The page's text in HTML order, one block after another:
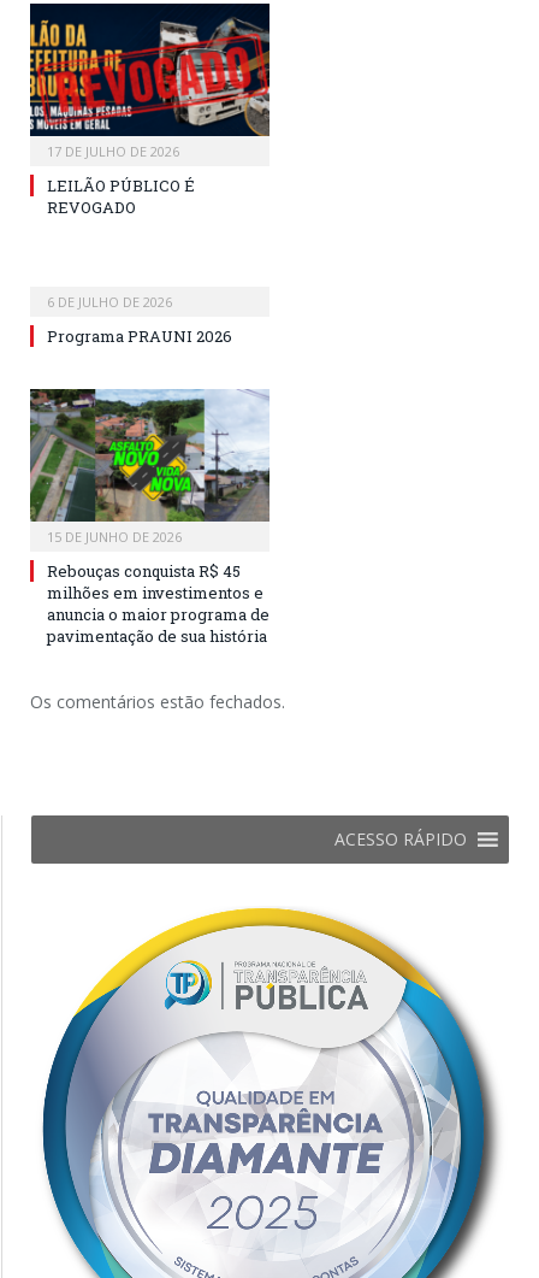
17 DE JULHO DE 2026
LEILÃO PÚBLICO É
REVOGADO
6 DE JULHO DE 2026
Programa PRAUNI 2026
15 DE JUNHO DE 2026
Rebouças conquista R$ 45
milhões em investimentos e
anuncia o maior programa de
pavimentação de sua história
Os comentários estão fechados.
ACESSO RÁPIDO